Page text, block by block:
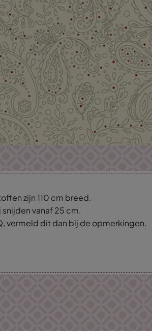
zijn 110 cm breed.
snijden vanaf 25 cm.
vermeld dit dan bij de opmerkingen.